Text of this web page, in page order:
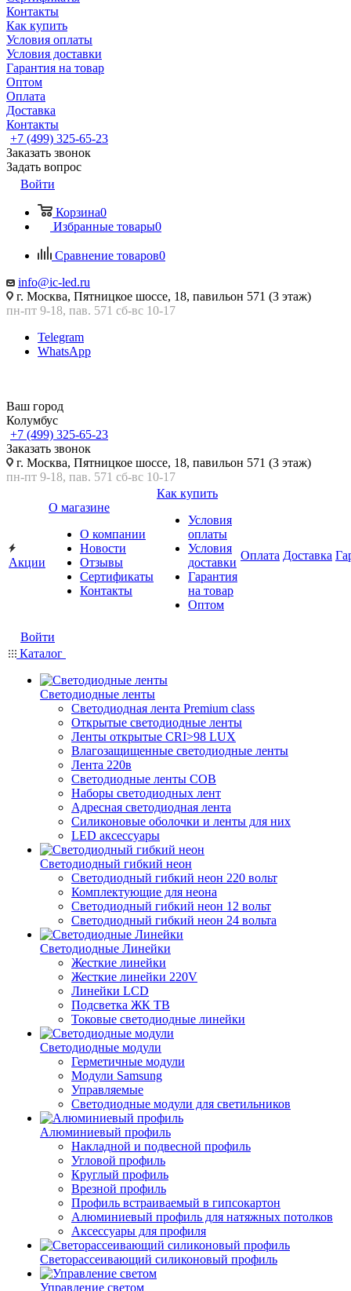
Контакты
Как купить
Условия оплаты
Условия доставки
Гарантия на товар
Оптом
Оплата
Доставка
Контакты
+7 (499) 325-65-23
Заказать звонок
Задать вопрос
Войти
Корзина0
Избранные товары0
Сравнение товаров0
info@ic-led.ru
г. Москва, Пятницкое шоссе, 18, павильон 571 (3 этаж)
пн-пт 9-18, пав. 571 сб-вс 10-17
Telegram
WhatsApp
Ваш город
Колумбус
+7 (499) 325-65-23
Заказать звонок
г. Москва, Пятницкое шоссе, 18, павильон 571 (3 этаж)
пн-пт 9-18, пав. 571 сб-вс 10-17
Акции
О магазине
О компании
Новости
Отзывы
Сертификаты
Контакты
Как купить
Условия
оплаты
Условия
доставки
Гарантия
на товар
Оптом
Оплата Доставка
Войти
Каталог
Светодиодные ленты
Светодиодная лента Premium class
Открытые светодиодные ленты
Ленты открытые CRI>98 LUX
Влагозащищенные светодиодные ленты
Лента 220в
Светодиодные ленты COB
Наборы светодиодных лент
Адресная светодиодная лента
Силиконовые оболочки и ленты для них
LED аксессуары
Светодиодный гибкий неон
Светодиодный гибкий неон 220 вольт
Комплектующие для неона
Светодиодный гибкий неон 12 вольт
Светодиодный гибкий неон 24 вольта
Светодиодные Линейки
Жесткие линейки
Жесткие линейки 220V
Линейки LCD
Подсветка ЖК ТВ
Токовые светодиодные линейки
Светодиодные модули
Герметичные модули
Модули Samsung
Управляемые
Светодиодные модули для светильников
Алюминиевый профиль
Накладной и подвесной профиль
Угловой профиль
Круглый профиль
Врезной профиль
Профиль встраиваемый в гипсокартон
Алюминиевый профиль для натяжных потолков
Аксессуары для профиля
Светорассеивающий силиконовый профиль
Управление светом